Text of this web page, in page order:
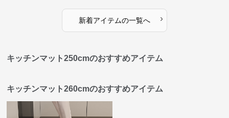
新着アイテムの一覧へ ›
キッチンマット250cmのおすすめアイテム
キッチンマット260cmのおすすめアイテム